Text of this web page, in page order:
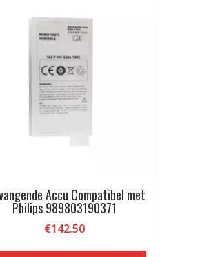
Accu Compatibel met
Philips 989803190371
€142.50